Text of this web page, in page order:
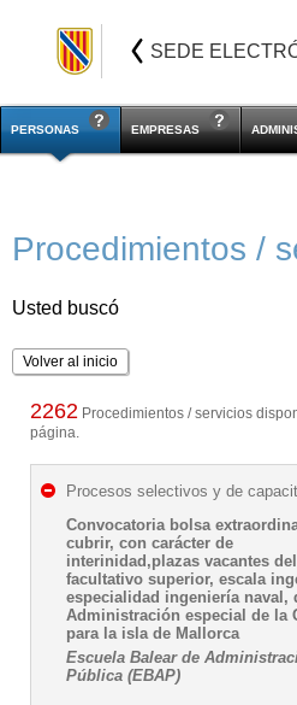
SEDE
PERSONAS EMPRESAS
Procedimientos /
Usted buscó
Volver al inicio
2262 Procedimientos / servicios
página.
Procesos selectivos y de
Convocatoria bolsa
cubrir, con carácter de
interinidad,plazas vacantes
facultativo superior, escala
especialidad ingeniería naval,
Administración especial de la
para la isla de Mallorca
Escuela Balear de
Pública (EBAP)